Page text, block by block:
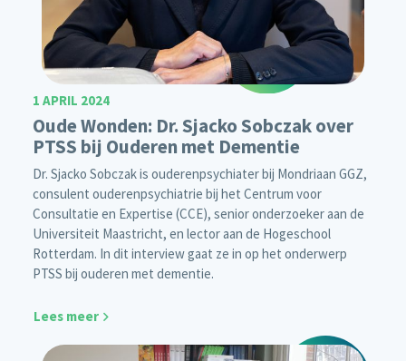
1 APRIL 2024
Oude Wonden: Dr. Sjacko Sobczak over
PTSS bij Ouderen met Dementie
Dr. Sjacko Sobczak is ouderenpsychiater bij Mondriaan GGZ,
consulent ouderenpsychiatrie bij het Centrum voor
Consultatie en Expertise (CCE), senior onderzoeker aan de
Universiteit Maastricht, en lector aan de Hogeschool
Rotterdam. In dit interview gaat ze in op het onderwerp
PTSS bij ouderen met dementie.
Lees meer